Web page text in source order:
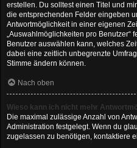
erstellen. Du solltest einen Titel und
die entsprechenden Felder eingeben
Antwortmöglichkeit in einer eigenen
„Auswahlmöglichkeiten pro Benutzer“
Benutzer auswählen kann, welches
dabei eine zeitlich unbegrenzte
Stimme ändern können.
Nach oben
Wieso kann ich nicht mehr
Die maximal zulässige Anzahl von
Administration festgelegt. Wenn du
zugelassen zu benötigen, kontaktiere